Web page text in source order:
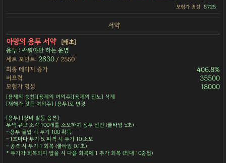
모험가 명성
5725
서약
야망의 용투 서약
[태초]
용투 : 싸워야만 하는 운명
세트 포인트: 2830 / 2550
최종 데미지 증가
406.8%
버프력 35500
모험가 명성 18000
[용제의 승천][용제의 여의주][용제의 진노] 삭제
[재해가 깃든 여의주] [용투]로 변경
[용투] [장비 발동 옵션]
무색 큐브 조각 100개를 소모하여 용투 선언 (쿨타임 5초)
- 용투 돌입 시 투기 100 획득
- 1초마다 투기 5, 피격 시 투기 10 소모
- 공격 시 투기 1 회복 (쿨타임 0.1초)
* 투기가 회복되지 않을 시 다음 회복에 1 추가 회복 (최대 10중첩)